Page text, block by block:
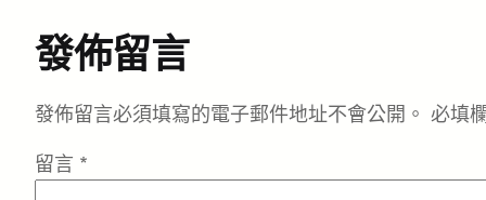
發佈留言
發佈留言必須填寫的電子郵件地址不會公開。 必填
留言 *